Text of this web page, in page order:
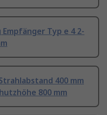
Typ e 4 2-
400 mm
800 mm